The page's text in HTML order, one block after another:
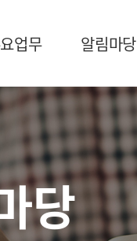
업무 알림마당
당